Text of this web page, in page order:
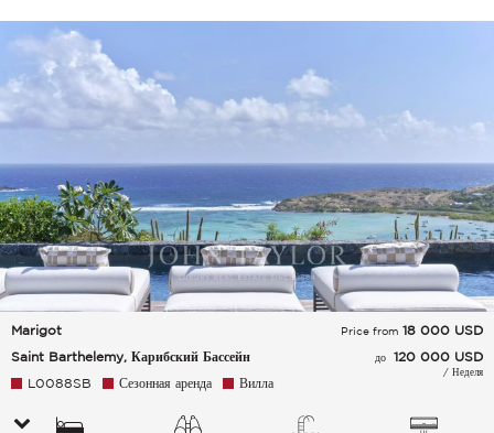
Marigot
Saint Barthelemy, Карибский Бассейн
Price from 18 000 USD
до 120 000 USD
/ Неделя
L0088SB Сезонная аренда Вилла